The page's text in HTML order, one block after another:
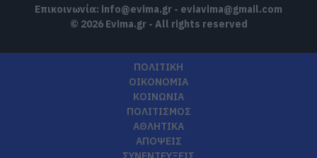
Επικοινωνία: info@evima.gr - eviavima@gmail.com
© 2026 Evima.gr - All rights reserved
ΠΟΛΙΤΙΚΗ
ΟΙΚΟΝΟΜΙΑ
ΚΟΙΝΩΝΙΑ
ΠΟΛΙΤΙΣΜΟΣ
ΑΘΛΗΤΙΚΑ
ΑΠΟΨΕΙΣ